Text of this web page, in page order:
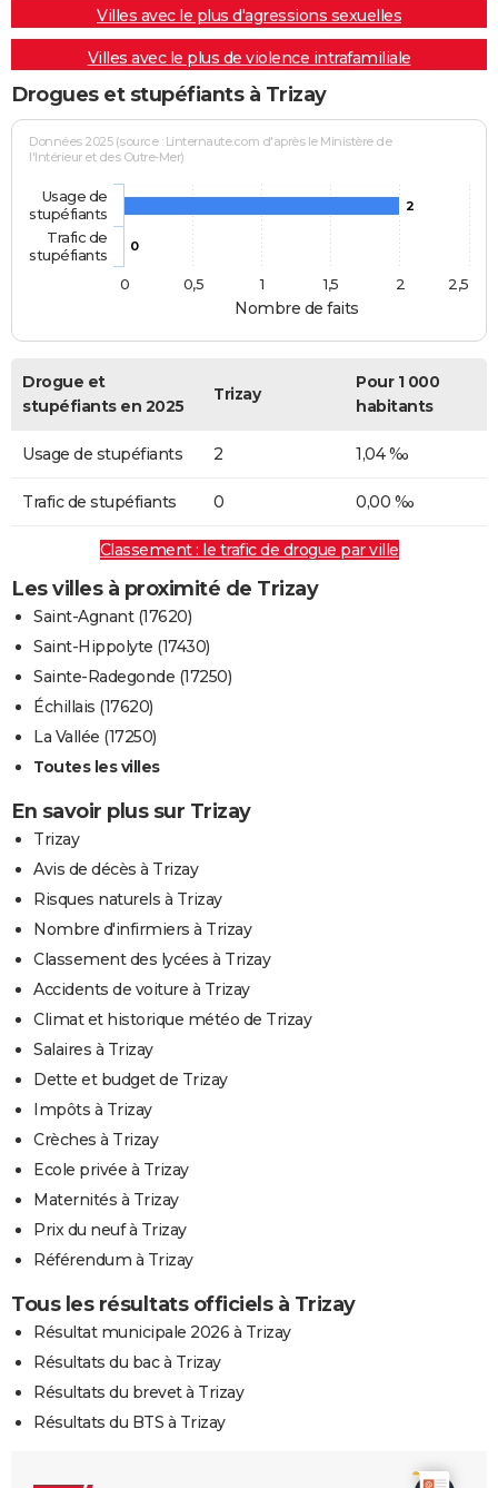
Villes avec le plus d'agressions sexuelles
Villes avec le plus de violence intrafamiliale
Drogues et stupéfiants à Trizay
Nombre de faits
Données 2025 (source : Linternaute.com d'après le Ministère de
l'Intérieur et des Outre-Mer)
2
0
Usage de
stupéfiants
Trafic de
stupéfiants
0
0,5 1 1,5 2 2,5
Drogue et
stupéfiants en 2025
Trizay
Pour 1 000
habitants
Usage de stupéfiants 2 1,04 ‰
Trafic de stupéfiants 0 0,00 ‰
Classement : le trafic de drogue par ville
Les villes à proximité de Trizay
Saint-Agnant (17620)
Saint-Hippolyte (17430)
Sainte-Radegonde (17250)
Échillais (17620)
La Vallée (17250)
Toutes les villes
En savoir plus sur Trizay
Trizay
Avis de décès à Trizay
Risques naturels à Trizay
Nombre d'infirmiers à Trizay
Classement des lycées à Trizay
Accidents de voiture à Trizay
Climat et historique météo de Trizay
Salaires à Trizay
Dette et budget de Trizay
Impôts à Trizay
Crèches à Trizay
Ecole privée à Trizay
Maternités à Trizay
Prix du neuf à Trizay
Référendum à Trizay
Tous les résultats officiels à Trizay
Résultat municipale 2026 à Trizay
Résultats du bac à Trizay
Résultats du brevet à Trizay
Résultats du BTS à Trizay